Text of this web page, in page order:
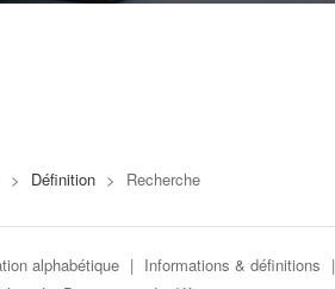
> Définition > Recherche
alphabétique | Informations & définitions |